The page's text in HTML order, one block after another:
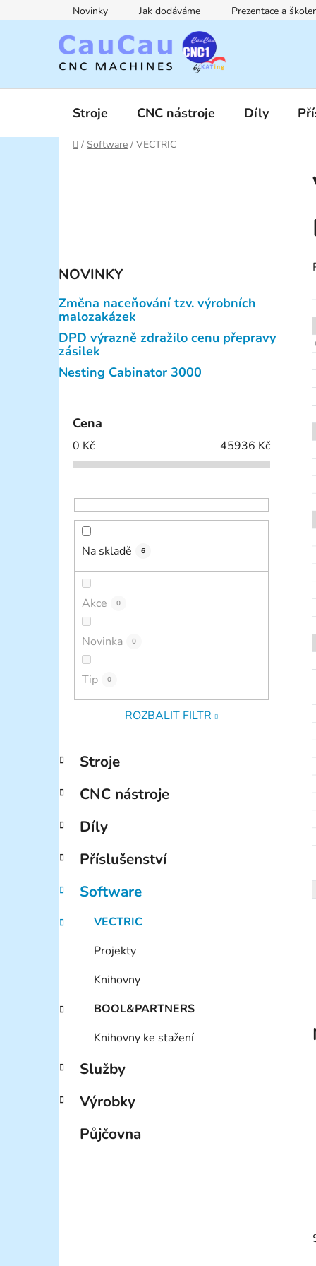
na
Novinky Jak dodáváme Prezentace a
Stroje CNC nástroje Díly
Domů
/ Software / VECTRIC
n
n
í
p
a
n
NOVINKY
Změna naceňování tzv. výrobních
malozakázek
DPD výrazně zdražilo cenu přepravy
zásilek
Nesting Cabinator 3000
Cena
0 Kč 45936 Kč
Na skladě 6
Akce 0
Novinka 0
Tip 0
ROZBALIT FILTR
Přeskočit
kategorie
K
a
e
o
i
Stroje
CNC nástroje
Díly
Příslušenství
Software
VECTRIC
Projekty
Knihovny
BOOL&PARTNERS
Knihovny ke stažení
Služby
Výrobky
Půjčovna